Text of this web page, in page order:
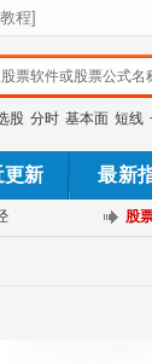
股 分时 基本面 短线
更新 最新
股